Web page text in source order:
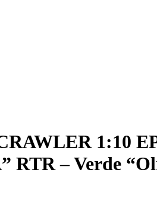
1:10
RTR – Verde